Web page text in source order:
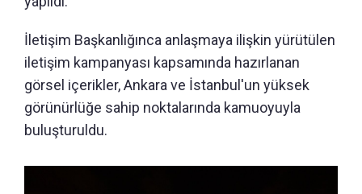
İletişim Başkanlığınca anlaşmaya ilişkin yürütülen
iletişim kampanyası kapsamında hazırlanan
görsel içerikler, Ankara ve İstanbul'un yüksek
görünürlüğe sahip noktalarında kamuoyuyla
buluşturuldu.